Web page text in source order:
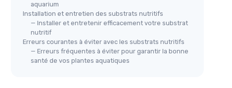
Terre
des plantes
JBL
Sansibar DARK (BLACK) 5kg
aquarium
Installation et entretien des substrats nutritifs
— Installer et entretenir efficacement votre substrat
nutritif
Erreurs courantes à éviter avec les substrats nutritifs
— Erreurs fréquentes à éviter pour garantir la bonne
santé de vos plantes aquatiques